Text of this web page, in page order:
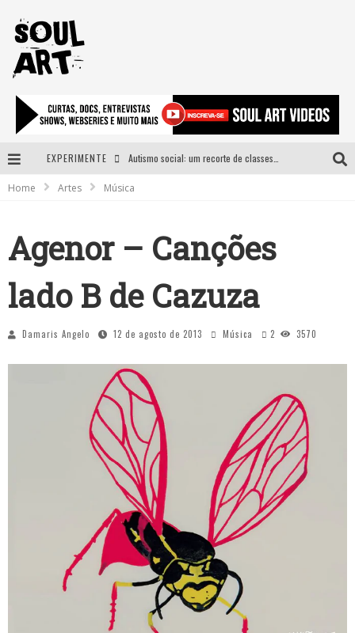
EXPERIMENTE
A subida da rampa é diferente!
Novo single de Arnaldo Tifu, “De Testa” explora brasilidade em sons, cores e símbolos
Home Artes Música
Agenor – Canções
lado B de Cazuza
Damaris Angelo 12 de agosto de 2013 Música 2 3570